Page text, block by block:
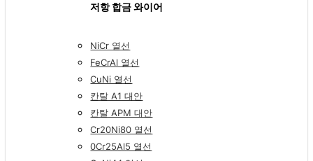
저항 합금 와이어
NiCr 열선
FeCrAl 열선
CuNi 열선
칸탈 A1 대안
칸탈 APM 대안
Cr20Ni80 열선
0Cr25Al5 열선